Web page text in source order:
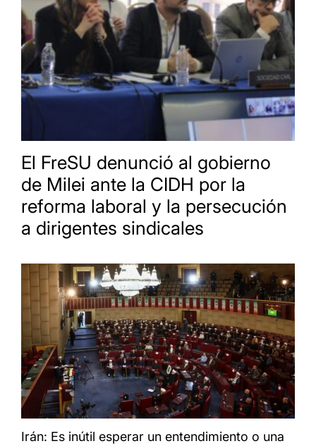
El FreSU denunció al gobierno
de Milei ante la CIDH por la
reforma laboral y la persecución
a dirigentes sindicales
Irán: Es inútil esperar un entendimiento o una